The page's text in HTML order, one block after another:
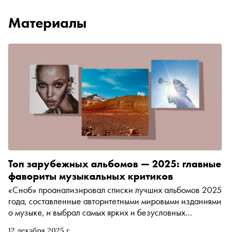
Материалы
Топ зарубежных альбомов — 2025: главные
фавориты музыкальных критиков
«Сноб» проанализировал списки лучших альбомов 2025
года, составленные авторитетными мировыми изданиями
о музыке, и выбрал самых ярких и безусловных